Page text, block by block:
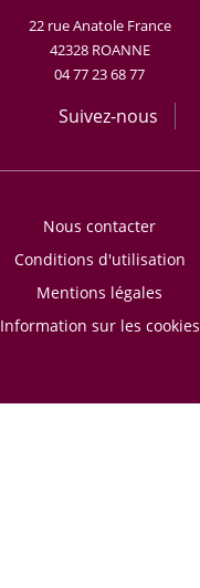
22 rue Anatole France
42328 ROANNE
04 77 23 68 77
Suivez-nous
Nous contacter
Conditions d'utilisation
Mentions légales
Information sur les cookies